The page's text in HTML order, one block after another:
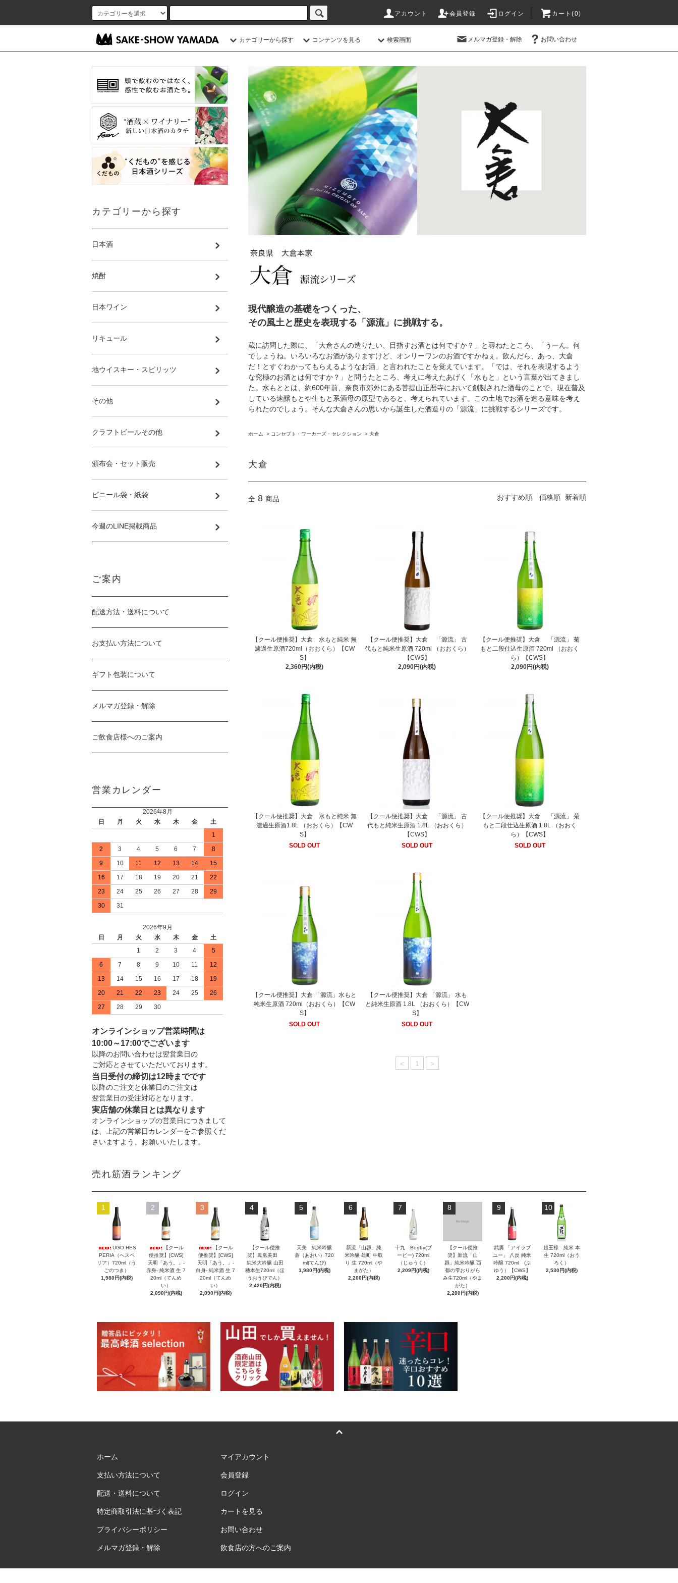
アカウント 会員登録 ログイン カート(0)
カテゴリーから探す コンテンツを見る 検索画面 メルマガ登録・解除 お問い合わせ
現代醸造の基礎をつくった、
その風土と歴史を表現する「源流」に挑戦する。
蔵に訪問した際に、「大倉さんの造りたい、目指すお酒とは何ですか？」と尋ねたところ、「うーん。何
でしょうね。いろいろなお酒がありますけど、オンリーワンのお酒ですかねぇ。飲んだら、あっ、大倉
だ！とすぐわかってもらえるようなお酒」と言われたことを覚えています。「では、それを表現するよう
な究極のお酒とは何ですか？」と問うたところ、考えに考えたあげく「水もと」という言葉が出てきまし
た。水もととは、約600年前、奈良市郊外にある菩提山正暦寺において創製された酒母のことで、現在普及
している速醸もとや生もと系酒母の原型であると、考えられています。この土地でお酒を造る意味を考え
られたのでしょう。そんな大倉さんの思いから誕生した酒造りの「源流」に挑戦するシリーズです。
ホーム > コンセプト・ワーカーズ・セレクション > 大倉
大倉
全 8 商品 おすすめ順 価格順 新着順
【クール便推奨】大倉 水もと純米 無
濾過生原酒720ml（おおくら）【CW
S】
2,360円(内税)
【クール便推奨】大倉 「源流」 古
代もと純米生原酒 720ml （おおくら）
【CWS】
2,090円(内税)
【クール便推奨】大倉 「源流」 菊
もと二段仕込生原酒 720ml （おおく
ら）【CWS】
2,090円(内税)
【クール便推奨】大倉 水もと純米 無
濾過生原酒1.8L （おおくら）【CW
S】
SOLD OUT
【クール便推奨】大倉 「源流」 古
代もと純米生原酒 1.8L （おおくら）
【CWS】
SOLD OUT
【クール便推奨】大倉 「源流」 菊
もと二段仕込生原酒 1.8L （おおく
ら）【CWS】
SOLD OUT
【クール便推奨】大倉 「源流」水もと
純米生原酒 720ml（おおくら）【CW
S】
SOLD OUT
【クール便推奨】大倉 「源流」 水も
と純米生原酒 1.8L （おおくら）【CW
S】
SOLD OUT
< 1 >
カテゴリーから探す
日本酒
焼酎
日本ワイン
リキュール
地ウイスキー・スピリッツ
その他
クラフトビールその他
頒布会・セット販売
ビニール袋・紙袋
今週のLINE掲載商品
ご案内
配送方法・送料について
お支払い方法について
ギフト包装について
メルマガ登録・解除
ご飲食店様へのご案内
営業カレンダー
2026年8月
日
月 火 水 木 金
土
1
2
3 4 5 6 7
8
9
10 11 12 13 14
15
16
17 18 19 20 21
22
23
24 25 26 27 28
29
30
31
2026年9月
日
月 火 水 木 金
土
1
2 3 4
5
6
7 8 9 10 11
12
13
14 15 16 17 18
19
20
21 22 23 24 25
26
27
28 29 30
オンラインショップ営業時間は
10:00～17:00でございます
以降のお問い合わせは翌営業日の
ご対応とさせていただいております。
当日受付の締切は12時までです
以降のご注文と休業日のご注文は
翌営業日の受注対応となります。
実店舗の休業日とは異なります
オンラインショップの営業日につきまして
は、上記の営業日カレンダーをご参照くだ
さいますよう、お願いいたします。
売れ筋酒ランキング
1
UGO HES
PERIA（へスペ
リア）720ml（う
ごのつき）
1,980円(内税)
2
【クール
便推奨】[CWS]
天明「あう。」-
赤身- 純米酒 生 7
20ml（てんめ
い）
2,090円(内税)
3
【クール
便推奨】[CWS]
天明「あう。」-
白身- 純米酒 生 7
20ml（てんめ
い）
2,090円(内税)
4
【クール便推
奨】鳳凰美田
純米大吟醸 山田
穂本生720ml（ほ
うおうびでん）
2,420円(内税)
5
天美 純米吟醸
蒼（あおい）720
ml(てんび)
1,980円(内税)
6
新流「山縣」純
米吟醸 雄町 中取
り 生 720ml（や
まがた）
2,200円(内税)
7
十九 Booby(ブ
ービー) 720ml
（じゅうく）
2,209円(内税)
8
【クール便推
奨】新流「山
縣」純米吟醸 西
都の雫おりがら
み生720ml（やま
がた）
2,200円(内税)
9
武勇 「アイラブ
ユー」 八反 純米
吟醸 720ml (ぶ
ゆう）【CWS】
2,200円(内税)
10
超王祿 純米 本
生 720ml（おう
ろく）
2,530円(内税)
ホーム
支払い方法について
配送・送料について
特定商取引法に基づく表記
プライバシーポリシー
メルマガ登録・解除
マイアカウント
会員登録
ログイン
カートを見る
お問い合わせ
飲食店の方へのご案内